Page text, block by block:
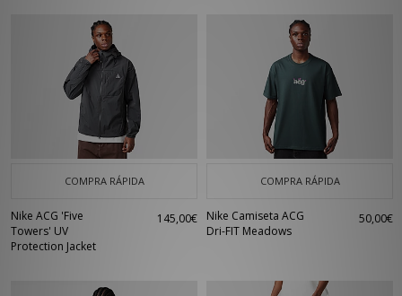
COMPRA RÁPIDA
Nike ACG 'Five
Towers' UV
Protection Jacket
145,00€
COMPRA RÁPIDA
Nike Camiseta ACG
Dri-FIT Meadows
50,00€